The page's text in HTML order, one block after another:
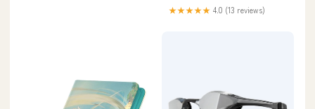
★★★★★ 4.0 (13 reviews)